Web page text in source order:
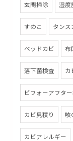
玄関掃除 湿度
すのこ タンス
ベッドカビ 布
落下菌検査 カ
ビフォーアフタ
カビ見積り 咳
カビアレルギー